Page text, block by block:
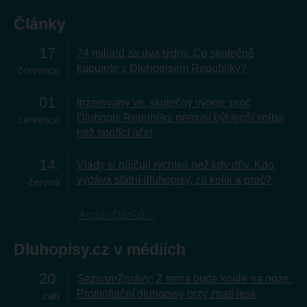
Články
17
července
74 miliard za dva týdny. Co skutečně
kupujete s Dluhopisem Republiky?
01
července
Inzerovaný vs. skutečný výnos: proč
Dluhopis Republiky nemusí být lepší volba
než spořicí účet
14
června
Vlády si půjčují rychleji než kdy dřív. Kdo
vydává státní dluhopisy, za kolik a proč?
Dluhopisy.cz v médiích
20
září
SeznamZprávy: Z terna bude koule na noze.
Protiinflační dluhopisy brzy ztratí lesk